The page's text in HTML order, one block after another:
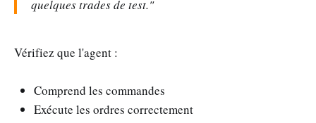
quelques trades de test."
Vérifiez que l'agent :
Comprend les commandes
Exécute les ordres correctement